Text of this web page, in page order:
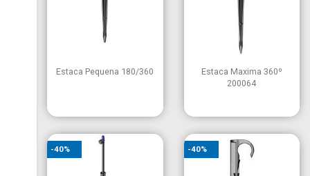
Vista rápida
Estaca Pequena 180/360  Vista rápida
Estaca Maxima 360º
200064
-40% -40%